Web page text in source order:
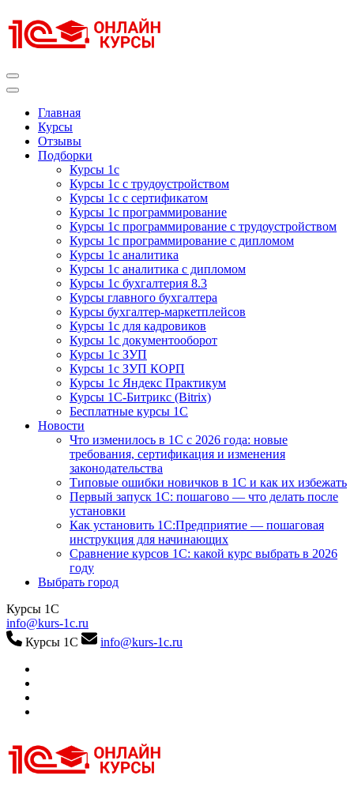
к
содержимому
Главная
Курсы
Отзывы
Подборки
Курсы 1с
Курсы 1с с трудоустройством
Курсы 1с с сертификатом
Курсы 1с программирование
Курсы 1с программирование с трудоустройством
Курсы 1с программирование с дипломом
Курсы 1с аналитика
Курсы 1с аналитика с дипломом
Курсы 1с бухгалтерия 8.3
Курсы главного бухгалтера
Курсы бухгалтер-маркетплейсов
Курсы 1с для кадровиков
Курсы 1с документооборот
Курсы 1с ЗУП
Курсы 1с ЗУП КОРП
Курсы 1с Яндекс Практикум
Курсы 1С-Битрикс (Bitrix)
Бесплатные курсы 1С
Новости
Что изменилось в 1С с 2026 года: новые
требования, сертификация и изменения
законодательства
Типовые ошибки новичков в 1С и как их избежать
Первый запуск 1С: пошагово — что делать после
установки
Как установить 1С:Предприятие — пошаговая
инструкция для начинающих
Сравнение курсов 1С: какой курс выбрать в 2026
году
Выбрать город
Курсы 1С
info@kurs-1c.ru
Курсы 1С
info@kurs-1c.ru